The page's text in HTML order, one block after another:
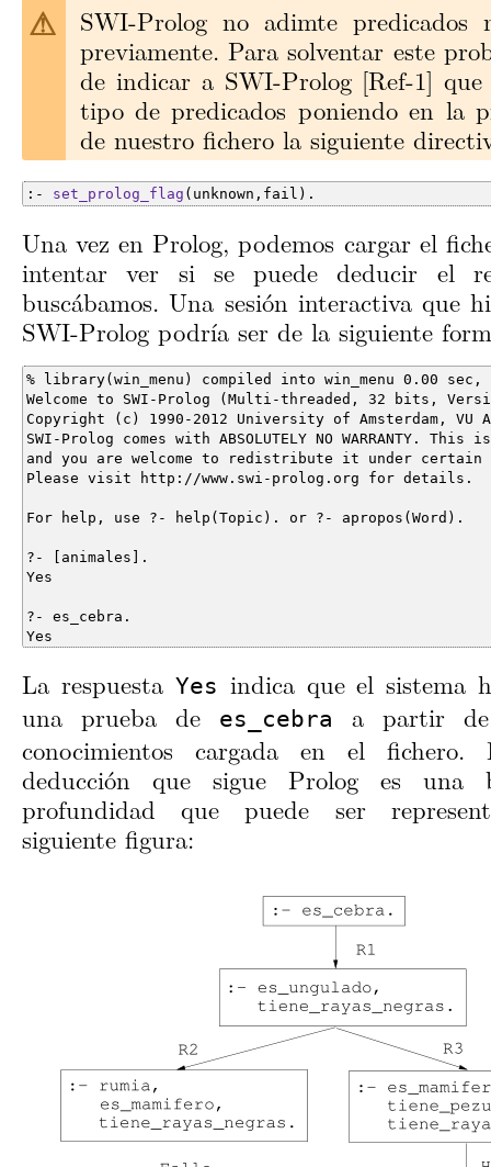
SWI-Prolog no adimte predicados
previamente. Para solventar este
de indicar a SWI-Prolog [Ref-1]
tipo de predicados poniendo en la
de nuestro fichero la siguiente
:- set_prolog_flag(unknown,fail).
Una vez en Prolog, podemos cargar el
intentar ver si se puede deducir el
buscábamos. Una sesión interactiva que
SWI-Prolog podría ser de la siguiente
Yes
La respuesta Yes indica que el sistema
una prueba de
es_cebra
a partir
conocimientos cargada en el
deducción que sigue Prolog es una
profundidad que puede ser
siguiente figura: